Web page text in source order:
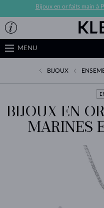
Bijoux en or faits main à
MENU
BIJOUX
BIJOUX EN
MARINES